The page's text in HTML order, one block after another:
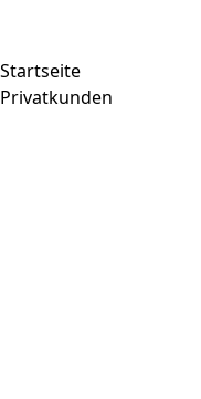
Startseite
Privatkunden